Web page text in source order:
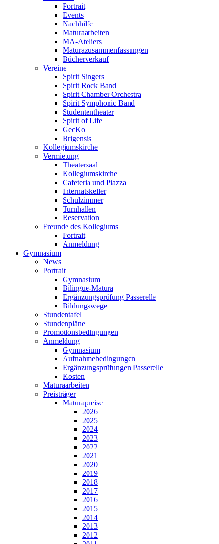
Portrait
Events
Nachhilfe
Maturaarbeiten
MA-Ateliers
Maturazusammenfassungen
Bücherverkauf
Vereine
Spirit Singers
Spirit Rock Band
Spirit Chamber Orchestra
Spirit Symphonic Band
Studententheater
Spirit of Life
GecKo
Brigensis
Kollegiumskirche
Vermietung
Theatersaal
Kollegiumskirche
Cafeteria und Piazza
Internatskeller
Schulzimmer
Turnhallen
Reservation
Freunde des Kollegiums
Portrait
Anmeldung
Gymnasium
News
Portrait
Gymnasium
Bilingue-Matura
Ergänzungsprüfung Passerelle
Bildungswege
Stundentafel
Stundenpläne
Promotionsbedingungen
Anmeldung
Gymnasium
Aufnahmebedingungen
Ergänzungsprüfungen Passerelle
Kosten
Maturaarbeiten
Preisträger
Maturapreise
2026
2025
2024
2023
2022
2021
2020
2019
2018
2017
2016
2015
2014
2013
2012